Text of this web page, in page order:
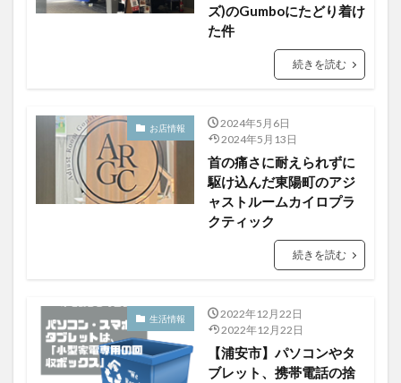
ズ)のGumboにたどり着け
た件
続きを読む
お店情報
2024年5月6日
2024年5月13日
首の痛さに耐えられずに
駆け込んだ東陽町のアジ
ャストルームカイロプラ
クティック
続きを読む
生活情報
2022年12月22日
2022年12月22日
【浦安市】パソコンやタ
ブレット、携帯電話の捨